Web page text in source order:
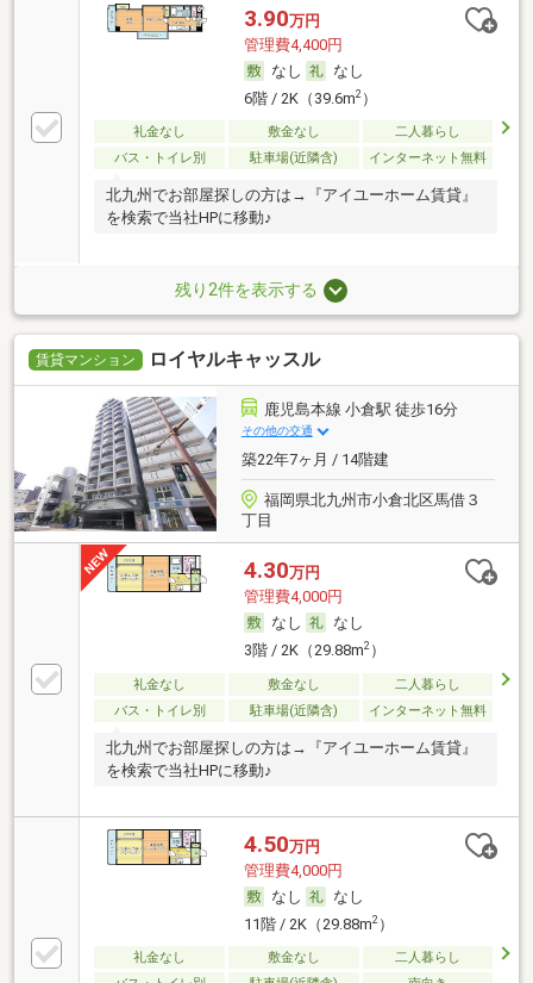
3.90万円
管理費4,400円
なし
なし
6階 / 2K（39.6m2）
礼金なし 敷金なし
二人暮らし
バス・トイレ別
駐車場(近隣含) インターネット無料
北九州でお部屋探しの方は→『アイユーホーム賃貸』
を検索で当社HPに移動♪
残り2件を表示する
賃貸マンション ロイヤルキャッスル
鹿児島本線 小倉駅 徒歩16分
その他の交通
築22年7ヶ月 / 14階建
福岡県北九州市小倉北区馬借３
丁目
4.30万円
管理費4,000円
なし
なし
3階 / 2K（29.88m2）
礼金なし 敷金なし
二人暮らし
バス・トイレ別
駐車場(近隣含) インターネット無料
北九州でお部屋探しの方は→『アイユーホーム賃貸』
を検索で当社HPに移動♪
4.50万円
管理費4,000円
なし
なし
11階 / 2K（29.88m2）
礼金なし 敷金なし
二人暮らし